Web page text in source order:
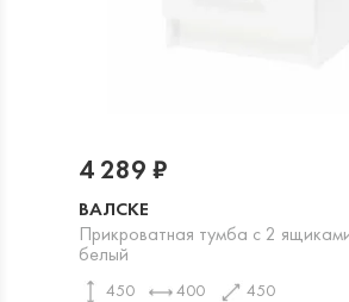
ВАЛСКЕ
Прикроватная тумба с 2
белый
450 400 450
4 289 ₽